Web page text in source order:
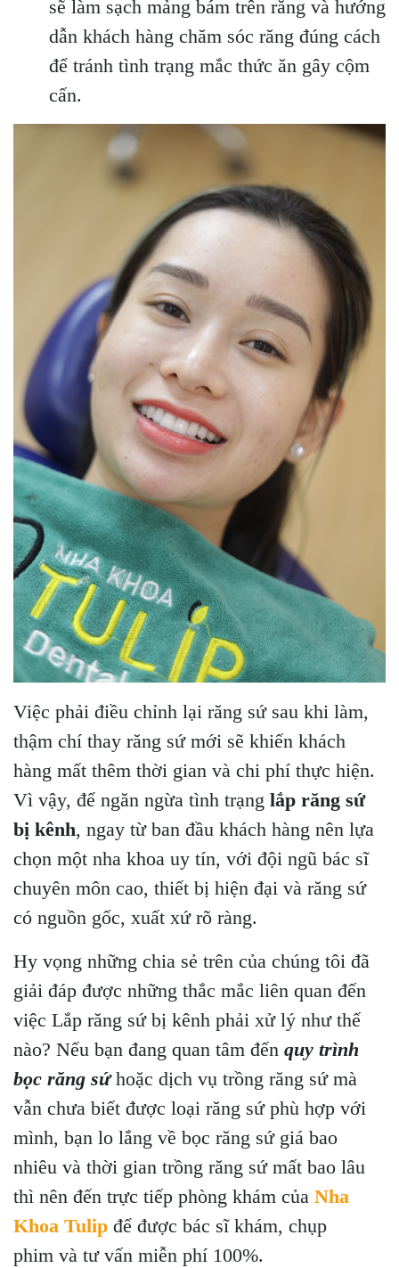
sẽ làm sạch mảng bám trên răng và hướng
dẫn khách hàng chăm sóc răng đúng cách
để tránh tình trạng mắc thức ăn gây cộm
cấn.
Việc phải điều chỉnh lại răng sứ sau khi làm,
thậm chí thay răng sứ mới sẽ khiến khách
hàng mất thêm thời gian và chi phí thực hiện.
Vì vậy, để ngăn ngừa tình trạng lắp răng sứ
bị kênh, ngay từ ban đầu khách hàng nên lựa
chọn một nha khoa uy tín, với đội ngũ bác sĩ
chuyên môn cao, thiết bị hiện đại và răng sứ
có nguồn gốc, xuất xứ rõ ràng.
Hy vọng những chia sẻ trên của chúng tôi đã
giải đáp được những thắc mắc liên quan đến
việc Lắp răng sứ bị kênh phải xử lý như thế
nào? Nếu bạn đang quan tâm đến quy trình
bọc răng sứhoặc dịch vụ trồng răng sứ mà
vẫn chưa biết được loại răng sứ phù hợp với
mình, bạn lo lắng về bọc răng sứ giá bao
nhiêu và thời gian trồng răng sứ mất bao lâu
thì nên đến trực tiếp phòng khám của Nha
Khoa Tulip để được bác sĩ khám, chụp
phim và tư vấn miễn phí 100%.